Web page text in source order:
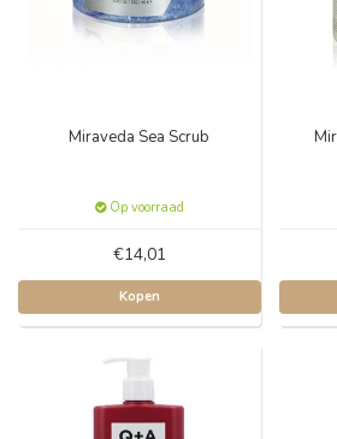
Miraveda Sea Scrub
Op voorraad
€14,01
Kopen